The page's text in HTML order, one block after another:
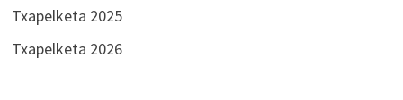
Txapelketa 2025
Txapelketa 2026